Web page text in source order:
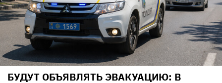
БУДУТ ОБЪЯВЛЯТЬ ЭВАКУАЦИЮ: В